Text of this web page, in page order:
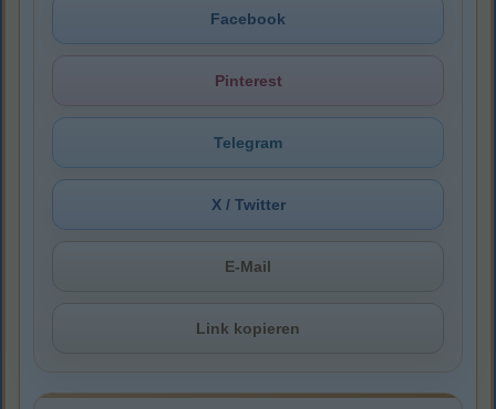
Facebook
Pinterest
Telegram
X / Twitter
E-Mail
Link kopieren